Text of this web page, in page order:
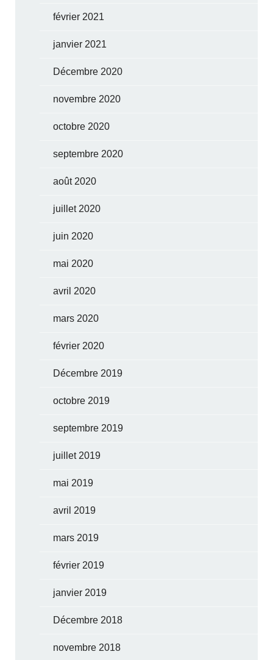
février 2021
janvier 2021
Décembre 2020
novembre 2020
octobre 2020
septembre 2020
août 2020
juillet 2020
juin 2020
mai 2020
avril 2020
mars 2020
février 2020
Décembre 2019
octobre 2019
septembre 2019
juillet 2019
mai 2019
avril 2019
mars 2019
février 2019
janvier 2019
Décembre 2018
novembre 2018